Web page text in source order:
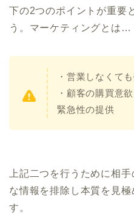
下の2つのポイントが重要
う。マーケティングとは…
・営業しなくて
・顧客の購買意
緊急性の提供
上記二つを行うために相
な情報を排除し本質を見
す。